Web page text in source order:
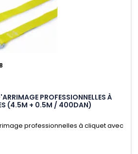
PROFESSIONNELLES À
(4.5M + 0.5M / 400DAN)
professionnelles à cliquet avec
+ 0.5M / 400daN), simple et rapide